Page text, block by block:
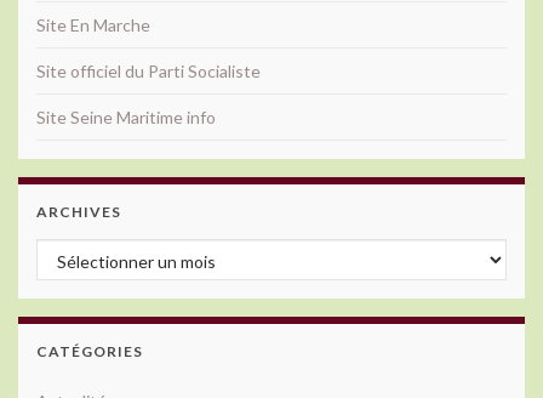
Site En Marche
Site officiel du Parti Socialiste
Site Seine Maritime info
ARCHIVES
Archives
CATÉGORIES